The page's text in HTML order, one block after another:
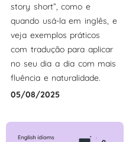
story short”, como e
quando usá-la em inglês, e
veja exemplos práticos
com tradução para aplicar
no seu dia a dia com mais
fluência e naturalidade.
05/08/2025